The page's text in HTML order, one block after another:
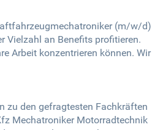
(m/w/d)
Vielzahl an Benefits profitieren.
Arbeit konzentrieren können. Wir
zu den gefragtesten Fachkräften
Mechatroniker Motorradtechnik